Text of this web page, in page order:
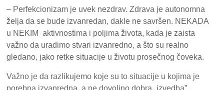
– Perfekcionizam je uvek nezdrav. Zdrava je autonomna
želja da se bude izvanredan, dakle ne savršen. NEKADA
u NEKIM aktivnostima i poljima života, kada je zaista
važno da uradimo stvari izvanredno, a što su realno
gledano, jako retke situacije u životu prosečnog čoveka.
Važno je da razlikujemo koje su to situacije u kojima je
porebna izvanredna, a ne dovoljno dobra „izvedba”.